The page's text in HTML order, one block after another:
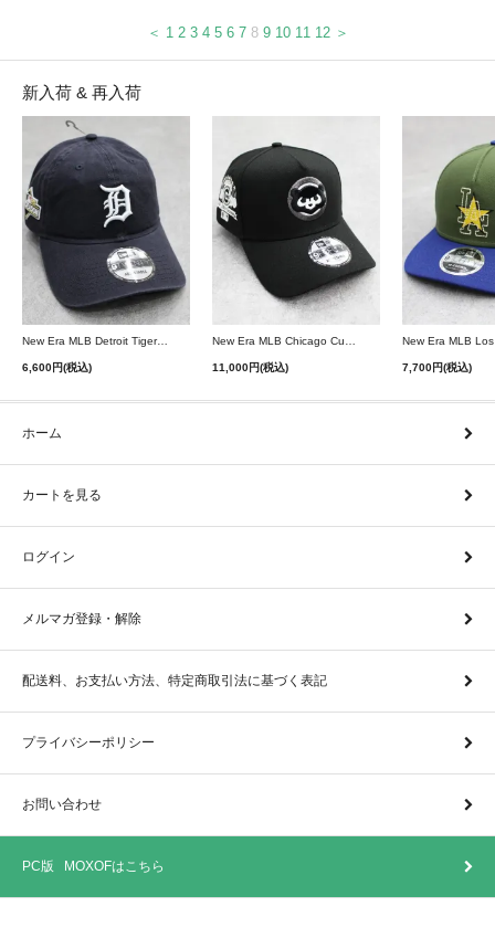
＜ 1 2 3 4 5 6 7 8 9 10 11 12 ＞
新入荷 & 再入荷
New Era MLB Detroit Tigers Postseason 9Twenty Strapback Cap - Navy
6,600円(税込)
New Era MLB Chicago Cubs 9Forty A-Frame Snapback Cap - Black
11,000円(税込) 7,700円(税込)
ホーム
カートを見る
ログイン
メルマガ登録・解除
配送料、お支払い方法、特定商取引法に基づく表記
プライバシーポリシー
お問い合わせ
PC版 MOXOFはこちら